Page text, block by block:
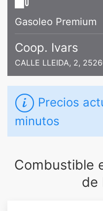
Gasoleo Premium
Coop. Ivars
CALLE LLEIDA, 2,
Precios
minutos
Combustible
de